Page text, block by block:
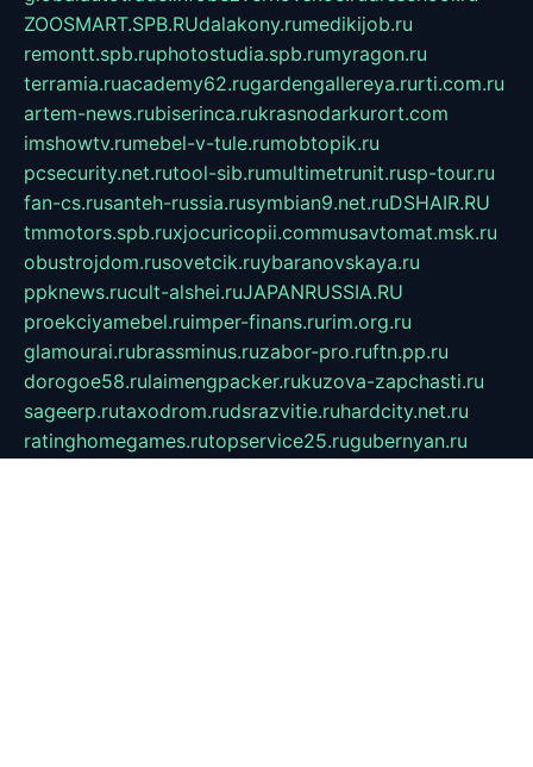
ZOOSMART.SPB.RUdalakony.rumedikijob.ru
remontt.spb.ruphotostudia.spb.rumyragon.ru
terramia.ruacademy62.rugardengallereya.rurti.com.ru
artem-news.rubiserinca.rukrasnodarkurort.com
imshowtv.rumebel-v-tule.rumobtopik.ru
pcsecurity.net.rutool-sib.rumultimetrunit.rusp-tour.ru
fan-cs.rusanteh-russia.rusymbian9.net.ruDSHAIR.RU
tmmotors.spb.ruxjocuricopii.commusavtomat.msk.ru
obustrojdom.rusovetcik.ruybaranovskaya.ru
ppknews.rucult-alshei.ruJAPANRUSSIA.RU
proekciyamebel.ruimper-finans.rurim.org.ru
glamourai.rubrassminus.ruzabor-pro.ruftn.pp.ru
dorogoe58.rulaimengpacker.rukuzova-zapchasti.ru
sageerp.rutaxodrom.rudsrazvitie.ruhardcity.net.ru
ratinghomegames.rutopservice25.rugubernyan.ru